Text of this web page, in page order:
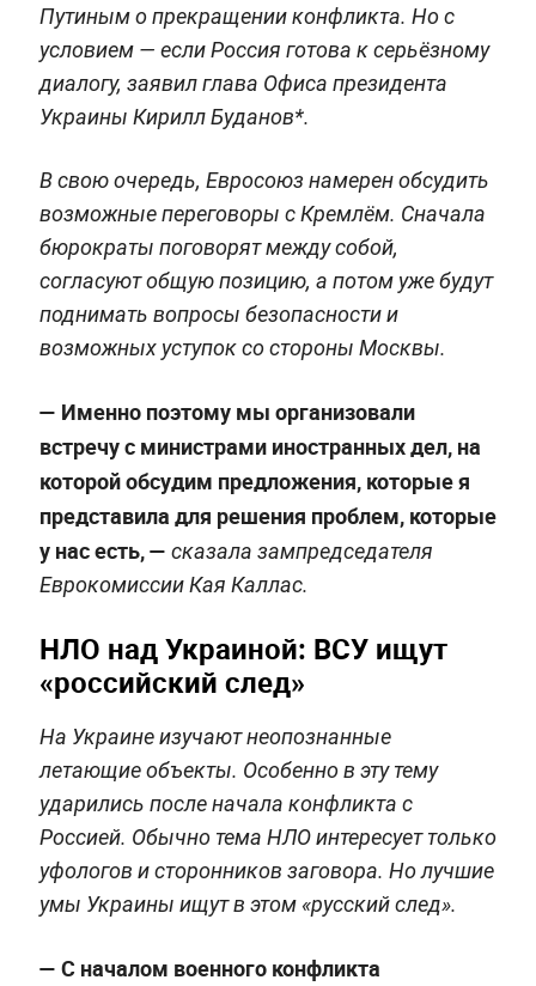
Путиным о прекращении конфликта. Но с
условием — если Россия готова к серьёзному
диалогу, заявил глава Офиса президента
Украины Кирилл Буданов*.
В свою очередь, Евросоюз намерен обсудить
возможные переговоры с Кремлём. Сначала
бюрократы поговорят между собой,
согласуют общую позицию, а потом уже будут
поднимать вопросы безопасности и
возможных уступок со стороны Москвы.
— Именно поэтому мы организовали
встречу с министрами иностранных дел, на
которой обсудим предложения, которые я
представила для решения проблем, которые
у нас есть, — сказала зампредседателя
Еврокомиссии Кая Каллас.
НЛО над Украиной: ВСУ ищут
«российский след»
На Украине изучают неопознанные
летающие объекты. Особенно в эту тему
ударились после начала конфликта с
Россией. Обычно тема НЛО интересует только
уфологов и сторонников заговора. Но лучшие
умы Украины ищут в этом «русский след».
— С началом военного конфликта